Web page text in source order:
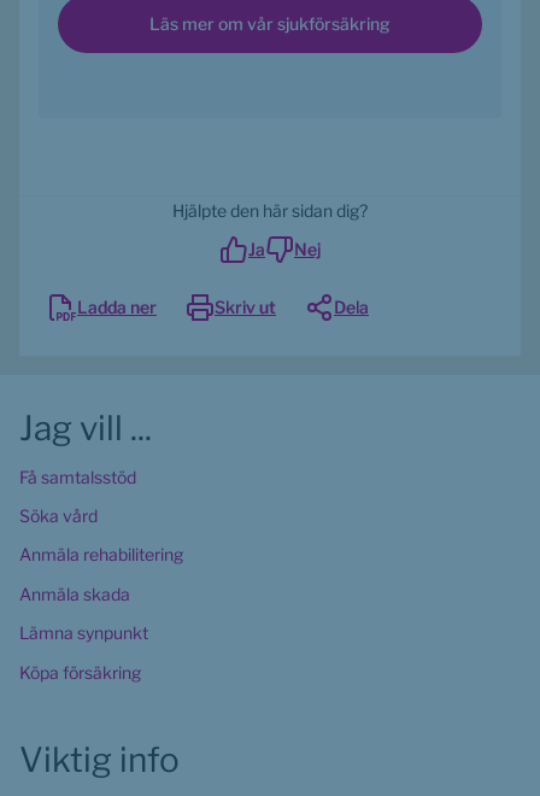
Läs mer om vår sjukförsäkring
Hjälpte den här sidan dig?
Ja
Nej
Ladda ner Skriv ut Dela
Jag vill ...
Få samtalsstöd
Söka vård
Anmäla rehabilitering
Anmäla skada
Lämna synpunkt
Köpa försäkring
Viktig info